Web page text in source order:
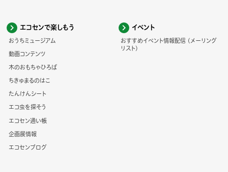
エコセンで楽しもう
おうちミュージアム
動画コンテンツ
木のおもちゃひろば
ちきゅまるのはこ
たんけんシート
エコ虫を探そう
エコセン通い帳
企画展情報
エコセンブログ
イベント
おすすめイベント情報配信 (メーリング
リスト)